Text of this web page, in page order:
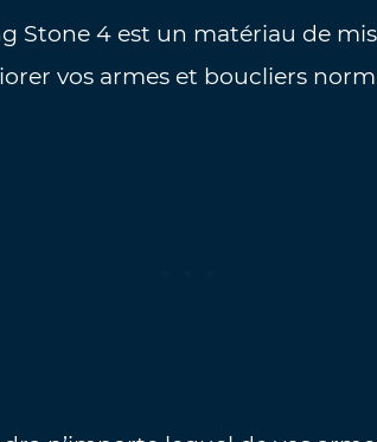
Stone 4 est un matériau de
vos armes et boucliers